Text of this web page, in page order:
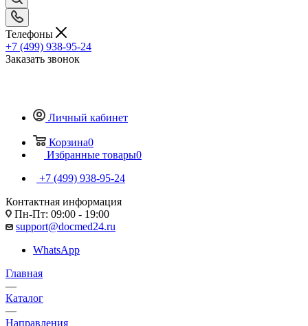
Телефоны
+7 (499) 938-95-24
Заказать звонок
Личный кабинет
Корзина0
Избранные товары0
+7 (499) 938-95-24
Контактная информация
Пн-Пт: 09:00 - 19:00
support@docmed24.ru
WhatsApp
Главная
—
Каталог
—
Направления